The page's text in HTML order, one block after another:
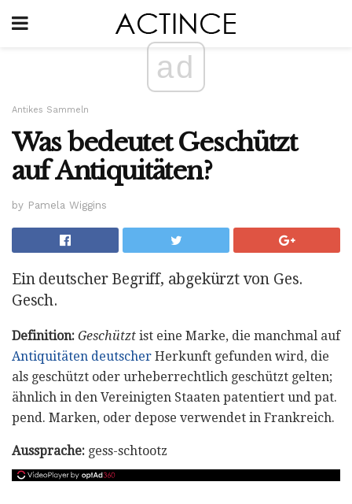
ad
Antikes Sammeln
Was bedeutet Geschützt
auf Antiquitäten?
by Pamela Wiggins
Ein deutscher Begriff, abgekürzt von Ges.
Gesch.
Definition: Geschützt ist eine Marke, die manchmal auf
Antiquitäten deutscher Herkunft gefunden wird, die
als geschützt oder urheberrechtlich geschützt gelten;
ähnlich in den Vereinigten Staaten patentiert und pat.
pend. Marken, oder depose verwendet in Frankreich.
Aussprache: gess-schtootz